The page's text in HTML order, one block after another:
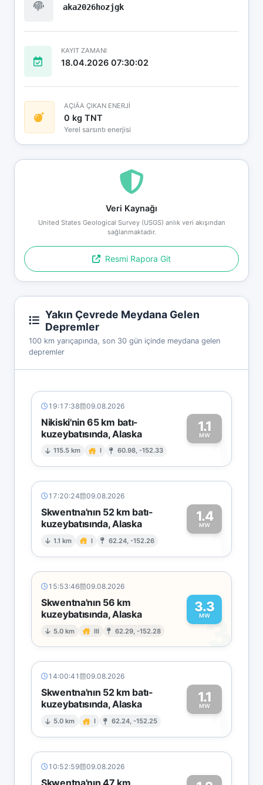
aka2026hozjgk
KAYIT ZAMANI
18.04.2026 07:30:02
AÇIÄA ÇIKAN ENERJİ
0 kg TNT
Yerel sarsıntı enerjisi
Veri Kaynağı
United States Geological Survey (USGS) anlık veri akışından
sağlanmaktadır.
Resmi Rapora Git
Yakın Çevrede Meydana Gelen
Depremler
100 km yarıçapında, son 30 gün içinde meydana gelen
depremler
19:17:38 09.08.2026
Nikiski'nin 65 km batı-
kuzeybatısında, Alaska
115.5 km I 60.98, -152.33
1.1
MW1
17:20:24 09.08.2026
Skwentna'nın 52 km batı-
kuzeybatısında, Alaska
1.1 km I 62.24, -152.26
1.4
MW1
15:53:46 09.08.2026
Skwentna'nın 56 km
kuzeybatısında, Alaska
5.0 km III 62.29, -152.28
3.3
MW
3
14:00:41 09.08.2026
Skwentna'nın 52 km batı-
kuzeybatısında, Alaska
5.0 km I 62.24, -152.25
1.1
MW1
10:52:59 09.08.2026
Skwentna'nın 47 km